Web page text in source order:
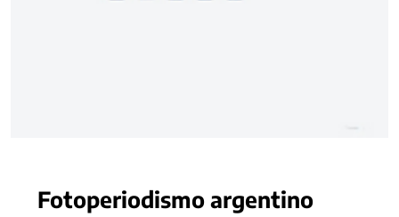
Fotoperiodismo argentino